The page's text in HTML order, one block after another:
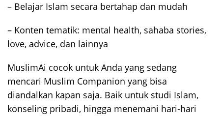
– Belajar Islam secara bertahap dan mudah
– Konten tematik: mental health, sahaba stories,
love, advice, dan lainnya
MuslimAi cocok untuk Anda yang sedang
mencari Muslim Companion yang bisa
diandalkan kapan saja. Baik untuk studi Islam,
konseling pribadi, hingga menemani hari-hari